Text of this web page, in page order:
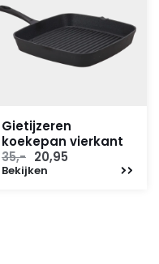
Gietijzeren
koekepan vierkant
35,- Oorspronkelijke
prijs
20,95
Bekijken